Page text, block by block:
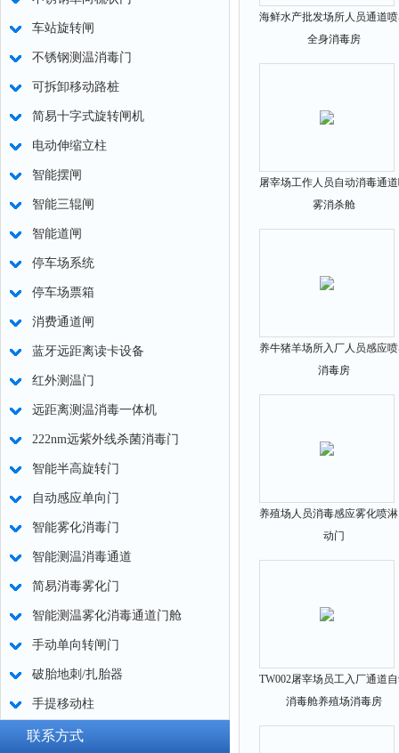
车站旋转闸
不锈钢测温消毒门
可拆卸移动路桩
简易十字式旋转闸机
电动伸缩立柱
智能摆闸
智能三辊闸
智能道闸
停车场系统
停车场票箱
消费通道闸
蓝牙远距离读卡设备
红外测温门
远距离测温消毒一体机
222nm远紫外线杀菌消毒门
智能半高旋转门
自动感应单向门
智能雾化消毒门
智能测温消毒通道
简易消毒雾化门
智能测温雾化消毒通道门舱
手动单向转闸门
破胎地刺/扎胎器
手提移动柱
联系方式
海鲜水产批发场所人员通道
全身消毒房
屠宰场工作人员自动消毒通
雾消杀舱
养牛猪羊场所入厂人员感应
消毒房
养殖场人员消毒感应雾化喷
动门
TW002屠宰场员工入厂通道
消毒舱养殖场消毒房